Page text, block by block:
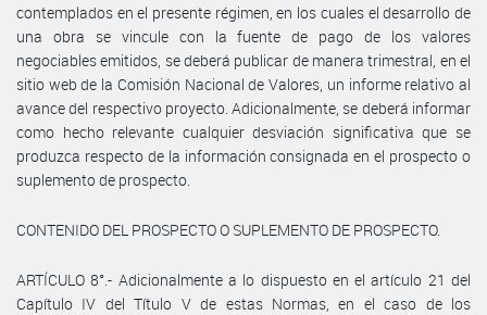
contemplados en el presente régimen, en los cuales el desarrollo de
una obra se vincule con la fuente de pago de los valores
negociables emitidos, se deberá publicar de manera trimestral, en el
sitio web de la Comisión Nacional de Valores, un informe relativo al
avance del respectivo proyecto. Adicionalmente, se deberá informar
como hecho relevante cualquier desviación significativa que se
produzca respecto de la información consignada en el prospecto o
suplemento de prospecto.
CONTENIDO DEL PROSPECTO O SUPLEMENTO DE PROSPECTO.
ARTÍCULO 8°.- Adicionalmente a lo dispuesto en el artículo 21 del
Capítulo IV del Título V de estas Normas, en el caso de los